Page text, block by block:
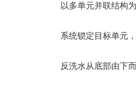
以多单元并联结构为
系统锁定目标单元，
反洗水从底部由下而